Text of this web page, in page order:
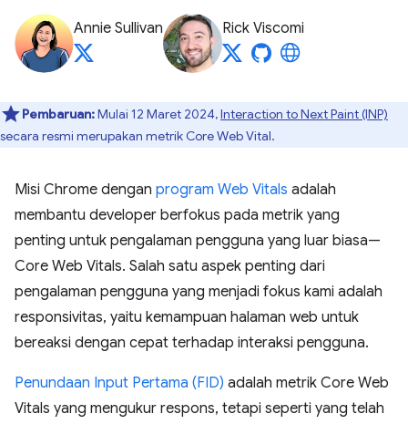
Annie Sullivan Rick Viscomi
Pembaruan:Mulai 12 Maret 2024,Interaction to Next Paint (INP)
secara resmi merupakan metrik Core Web Vital.
Misi Chrome dengan program Web Vitals adalah
membantu developer berfokus pada metrik yang
penting untuk pengalaman pengguna yang luar biasa—
Core Web Vitals. Salah satu aspek penting dari
pengalaman pengguna yang menjadi fokus kami adalah
responsivitas, yaitu kemampuan halaman web untuk
bereaksi dengan cepat terhadap interaksi pengguna.
Penundaan Input Pertama (FID) adalah metrik Core Web
Vitals yang mengukur respons, tetapi seperti yang telah